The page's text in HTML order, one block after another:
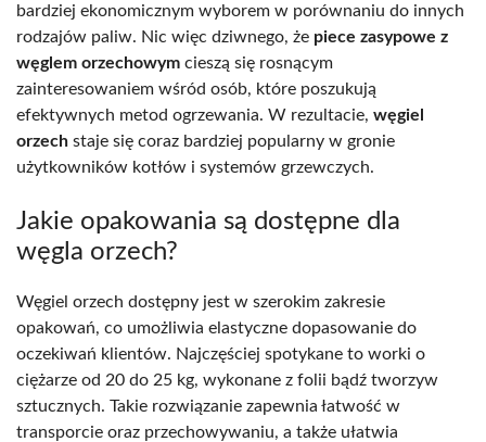
bardziej ekonomicznym wyborem w porównaniu do innych
rodzajów paliw. Nic więc dziwnego, że piece zasypowe z
węglem orzechowym cieszą się rosnącym
zainteresowaniem wśród osób, które poszukują
efektywnych metod ogrzewania. W rezultacie, węgiel
orzech staje się coraz bardziej popularny w gronie
użytkowników kotłów i systemów grzewczych.
Jakie opakowania są dostępne dla
węgla orzech?
Węgiel orzech dostępny jest w szerokim zakresie
opakowań, co umożliwia elastyczne dopasowanie do
oczekiwań klientów. Najczęściej spotykane to worki o
ciężarze od 20 do 25 kg, wykonane z folii bądź tworzyw
sztucznych. Takie rozwiązanie zapewnia łatwość w
transporcie oraz przechowywaniu, a także ułatwia